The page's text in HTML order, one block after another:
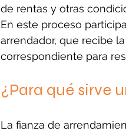
de rentas y otras
En este proceso
arrendador, que recibe
correspondiente para
¿Para qué sirve
La fianza de